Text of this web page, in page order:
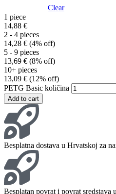
Clear
1 piece
14,88 €
2 - 4 pieces
14,28 € (4% off)
5 - 9 pieces
13,69 € (8% off)
10+ pieces
13,09 € (12% off)
PETG Basic količina
Add to cart
Besplatna dostava u Hrvatskoj za
Besplatan povrat i povrat sredstava